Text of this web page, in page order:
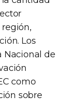
Los
Nacional de
como
sobre